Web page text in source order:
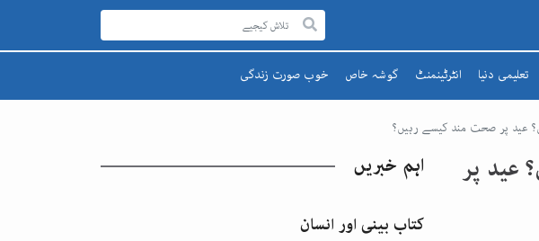
تعلیمی دنیا انٹرٹینمنٹ گوشہ خاص
رحمۃ للعالمینﷺ
قائد اعظم
اقبالؒ
خوب صورت زندگی
کیا ہیں؟ عید پر
اہم خبریں
کتاب بینی اور انسان